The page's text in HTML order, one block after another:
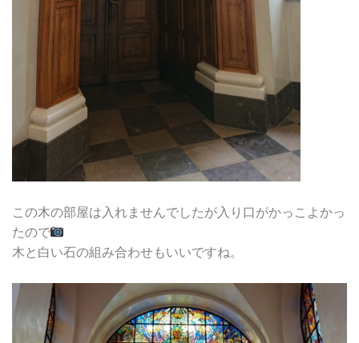
この木の部屋は入れませんでしたが入り口がかっこよかっ
たので
木と白い石の組み合わせもいいですね。